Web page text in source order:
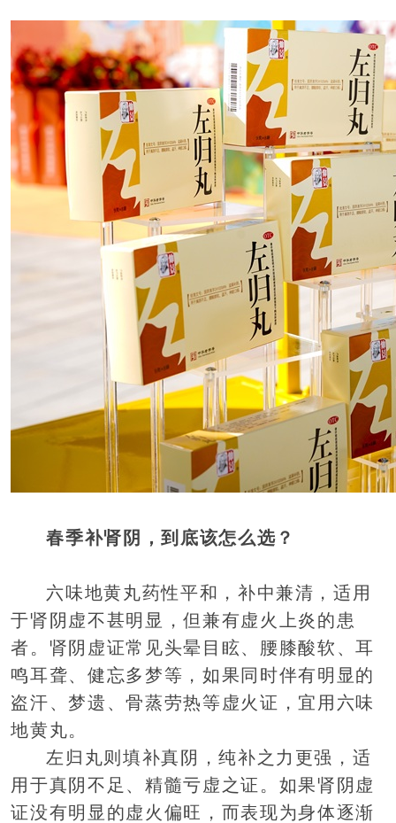
春季补肾阴，到底该怎么选？
六味地黄丸药性平和，补中兼清，适用
于肾阴虚不甚明显，但兼有虚火上炎的患
者。肾阴虚证常见头晕目眩、腰膝酸软、耳
鸣耳聋、健忘多梦等，如果同时伴有明显的
盗汗、梦遗、骨蒸劳热等虚火证，宜用六味
地黄丸。
左归丸则填补真阴，纯补之力更强，适
用于真阴不足、精髓亏虚之证。如果肾阴虚
证没有明显的虚火偏旺，而表现为身体逐渐